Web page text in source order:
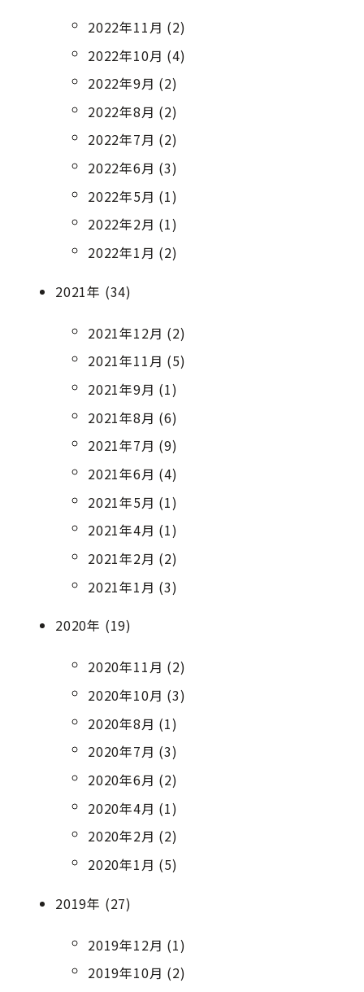
2022年11月 (2)
2022年10月 (4)
2022年9月 (2)
2022年8月 (2)
2022年7月 (2)
2022年6月 (3)
2022年5月 (1)
2022年2月 (1)
2022年1月 (2)
2021年 (34)
2021年12月 (2)
2021年11月 (5)
2021年9月 (1)
2021年8月 (6)
2021年7月 (9)
2021年6月 (4)
2021年5月 (1)
2021年4月 (1)
2021年2月 (2)
2021年1月 (3)
2020年 (19)
2020年11月 (2)
2020年10月 (3)
2020年8月 (1)
2020年7月 (3)
2020年6月 (2)
2020年4月 (1)
2020年2月 (2)
2020年1月 (5)
2019年 (27)
2019年12月 (1)
2019年10月 (2)